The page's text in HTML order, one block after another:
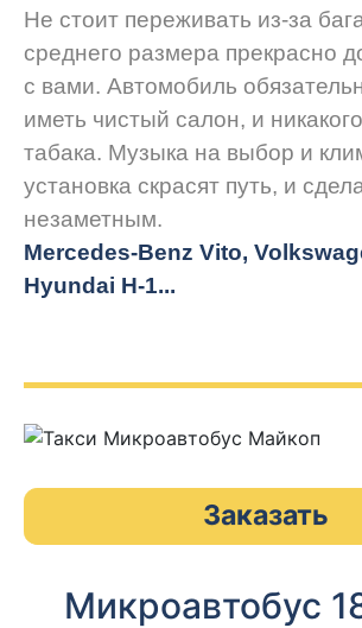
Не стоит переживать из-за
среднего размера прекрасно
с вами. Автомобиль
иметь чистый салон, и
табака. Музыка на выбор и
установка скрасят путь, и
незаметным.
Mercedes-Benz Vito,
Hyundai H-1...
Заказать
Микроавтобус